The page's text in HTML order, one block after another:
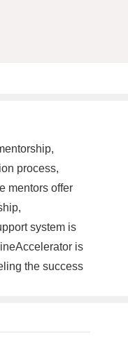
process,
mentors offer
system is
is
the success